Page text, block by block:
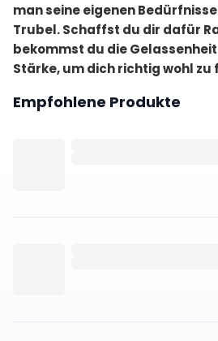
man seine eigenen
Trubel. Schaffst du dir dafür
bekommst du die
Stärke, um dich richtig wohl zu
Empfohlene Produkte